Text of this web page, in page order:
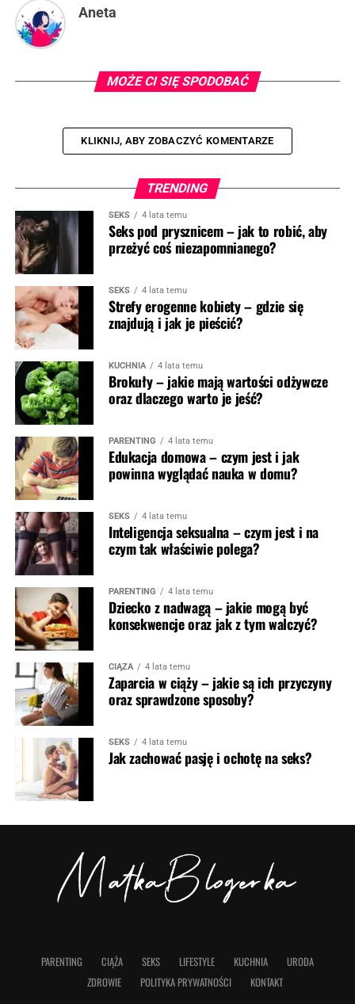
Aneta
MOŻE CI SIĘ SPODOBAĆ
KLIKNIJ, ABY ZOBACZYĆ KOMENTARZE
TRENDING
SEKS 4 lata temu
Seks pod prysznicem – jak to robić, aby
przeżyć coś niezapomnianego?
SEKS 4 lata temu
Strefy erogenne kobiety – gdzie się
znajdują i jak je pieścić?
KUCHNIA 4 lata temu
Brokuły – jakie mają wartości odżywcze
oraz dlaczego warto je jeść?
PARENTING 4 lata temu
Edukacja domowa – czym jest i jak
powinna wyglądać nauka w domu?
SEKS 4 lata temu
Inteligencja seksualna – czym jest i na
czym tak właściwie polega?
PARENTING 4 lata temu
Dziecko z nadwagą – jakie mogą być
konsekwencje oraz jak z tym walczyć?
CIĄŻA 4 lata temu
Zaparcia w ciąży – jakie są ich przyczyny
oraz sprawdzone sposoby?
SEKS 4 lata temu
Jak zachować pasję i ochotę na seks?
PARENTING CIĄŻA SEKS LIFESTYLE KUCHNIA
URODA
ZDROWIE
POLITYKA PRYWATNOŚCI KONTAKT